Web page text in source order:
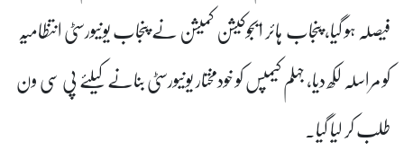
فیصلہ ہو گیا، پنجاب ہائر ایجوکیشن کمیشن نے پنجاب یونیورسٹی انتظامیہ
کو مراسلہ لکھ دیا، جہلم کیمپس کو خودمختار یونیورسٹی بنانے کیلئے پی سی ون
طلب کر لیا گیا۔